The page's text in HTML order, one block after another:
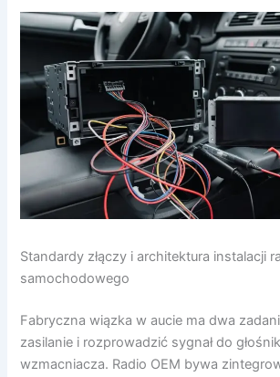
Standardy złączy i architektura instalacji
samochodowego
Fabryczna wiązka w aucie ma dwa
zasilanie i rozprowadzić sygnał do
wzmacniacza. Radio OEM bywa